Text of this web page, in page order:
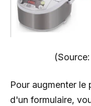
Pour augmenter le
d'un formulaire,